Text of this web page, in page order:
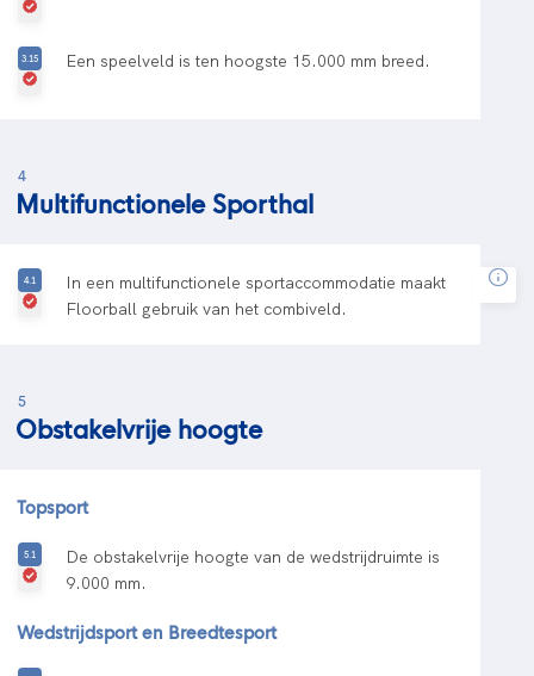
Een speelveld is ten hoogste 15.000 mm breed.
4
Multifunctionele Sporthal
In een multifunctionele sportaccommodatie maakt
Floorball gebruik van het combiveld.
5
Obstakelvrije hoogte
Topsport
De obstakelvrije hoogte van de wedstrijdruimte is
9.000 mm.
Wedstrijdsport en Breedtesport